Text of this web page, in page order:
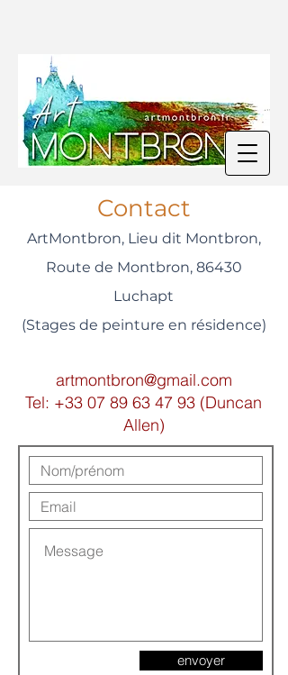
Contact
ArtMontbron, Lieu dit Montbron,
Route de Montbron, 86430
Luchapt
(Stages de peinture en résidence)
artmontbron@gmail.com
Tel: +33 07 89 63 47 93 (Duncan
Allen)
envoyer